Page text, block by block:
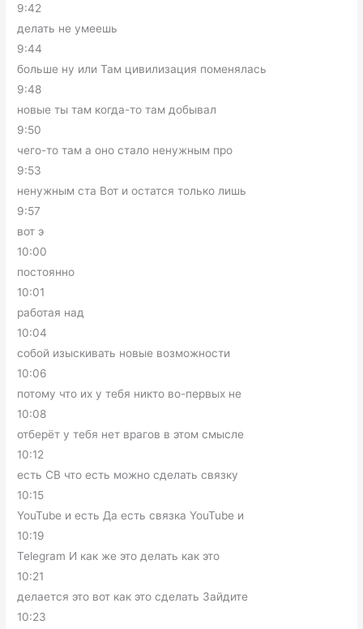
9:42
делать не умеешь
9:44
больше ну или Там цивилизация поменялась
9:48
новые ты там когда-то там добывал
9:50
чего-то там а оно стало ненужным про
9:53
ненужным ста Вот и остатся только лишь
9:57
вот э
10:00
постоянно
10:01
работая над
10:04
собой изыскивать новые возможности
10:06
потому что их у тебя никто во-первых не
10:08
отберёт у тебя нет врагов в этом смысле
10:12
есть СВ что есть можно сделать связку
10:15
YouTube и есть Да есть связка YouTube и
10:19
Telegram И как же это делать как это
10:21
делается это вот как это сделать Зайдите
10:23